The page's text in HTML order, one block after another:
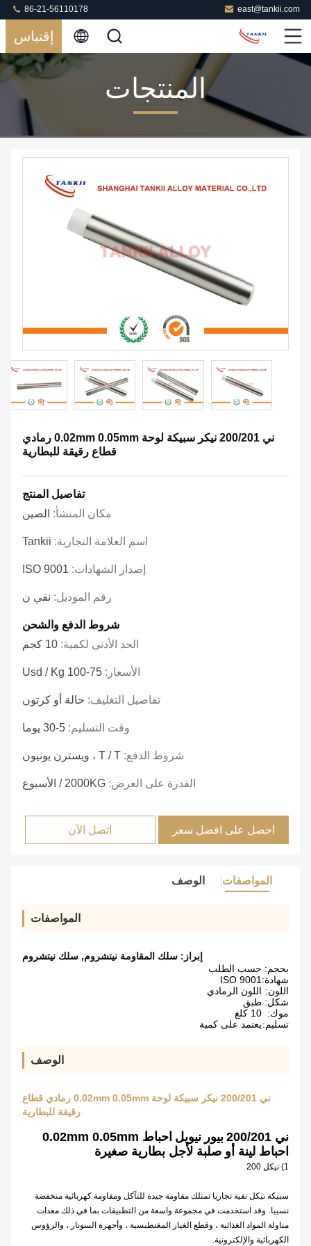
east@tankii.com
86-21-56110178
إقتباس
المنتجات
ني 200/201 نيكر سبيكة لوحة 0.02mm 0.05mm رمادي
قطاع رقيقة للبطارية
تفاصيل المنتج
مكان المنشأ: الصين
اسم العلامة التجارية: Tankii
إصدار الشهادات: ISO 9001
رقم الموديل: نقي ن
شروط الدفع والشحن
الحد الأدنى لكمية: 10 كجم
الأسعار: 75-100 Usd / Kg
تفاصيل التغليف: حالة أو كرتون
وقت التسليم: 5-30 يوما
شروط الدفع: T / T ، ويسترن يونيون
القدرة على العرض: 2000KG / الأسبوع
احصل على افضل سعر اتصل الآن
المواصفات الوصف
المواصفات
إبراز: سلك المقاومة نيتشروم, سلك نيتشروم
بحجم: حسب الطلب
شهادة:ISO 9001
اللون: اللون الرمادي
شكل: طبق
موك: 10 كلغ
تسليم:يعتمد على كمية
الوصف
ني 200/201 نيكر سبيكة لوحة 0.02mm 0.05mm رمادي قطاع
رقيقة للبطارية
ني 200/201 بيور نيويل
احباط 0.02mm 0.05mm
احباط لينة أو صلبة لأجل بطارية صغيرة
1) نيكل 200
سبيكة نيكل نقية تجاريا تمتلك مقاومة جيدة للتآكل ومقاومة كهربائية منخفضة
نسبيا. وقد استخدمت في مجموعة واسعة من التطبيقات بما في ذلك معدات
مناولة المواد الغذائية ، وقطع الغيار المغنطيسية ، وأجهزة السونار ، والرؤوس
الكهربائية والإلكترونية.